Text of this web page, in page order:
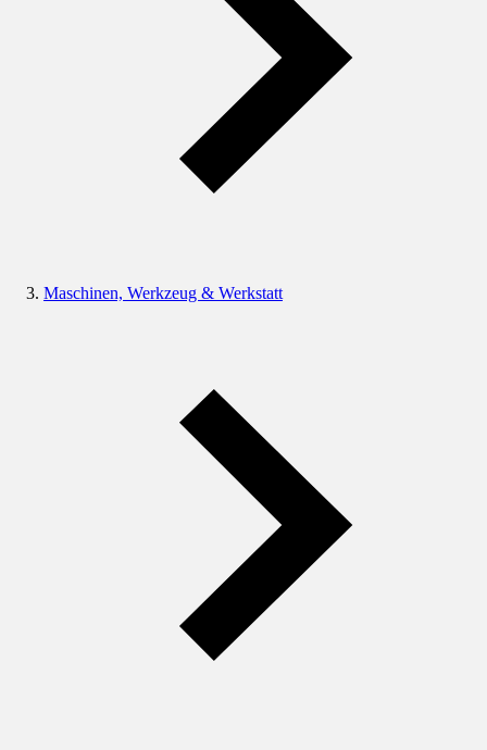
Maschinen, Werkzeug & Werkstatt